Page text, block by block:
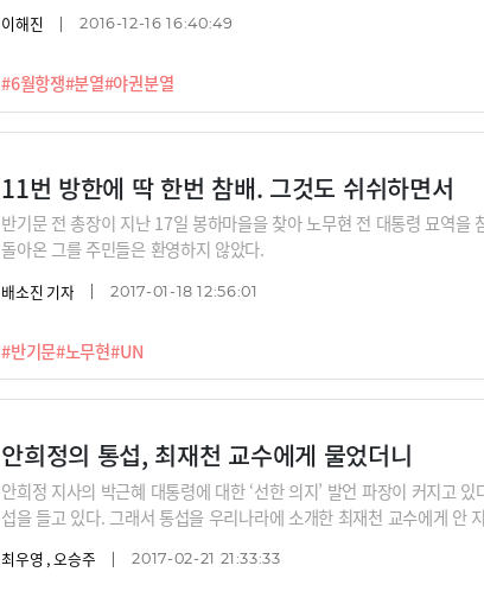
#6월항쟁#분열#야권분열
이해진 2016-12-16 16:40:49
11번 방한에 딱 한번 참배. 그것도 쉬쉬하면서
#반기문#노무현#UN
반기문 전 총장이 지난 17일 봉하마을을 찾아 노무현 전 대통령 묘역을
돌아온 그를 주민들은 환영하지 않았다.
배소진 기자 2017-01-18 12:56:01
안희정의 통섭, 최재천 교수에게 물었더니
안희정 지사의 박근혜 대통령에 대한 ‘선한 의지’ 발언 파장이 커지고
섭을 들고 있다. 그래서 통섭을 우리나라에 소개한 최재천 교수에게 안
최우영 , 오승주 2017-02-21 21:33:33